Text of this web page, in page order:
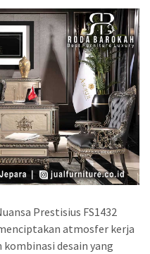
Prestisius FS1432
atmosfer kerja
kombinasi desain yang